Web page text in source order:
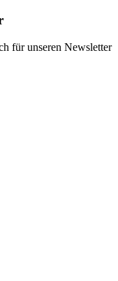
für unseren Newsletter